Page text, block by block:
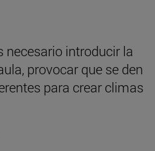
necesario introducir la
provocar que se den
para crear climas